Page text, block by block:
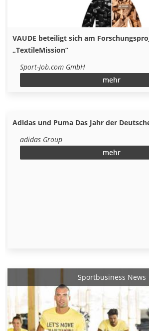
VAUDE beteiligt sich am
„TextileMission”
Sport-Job.com GmbH
mehr
Sportbusiness News
Adidas und Puma Das Jahr der
adidas Group
mehr
Sportbusiness News